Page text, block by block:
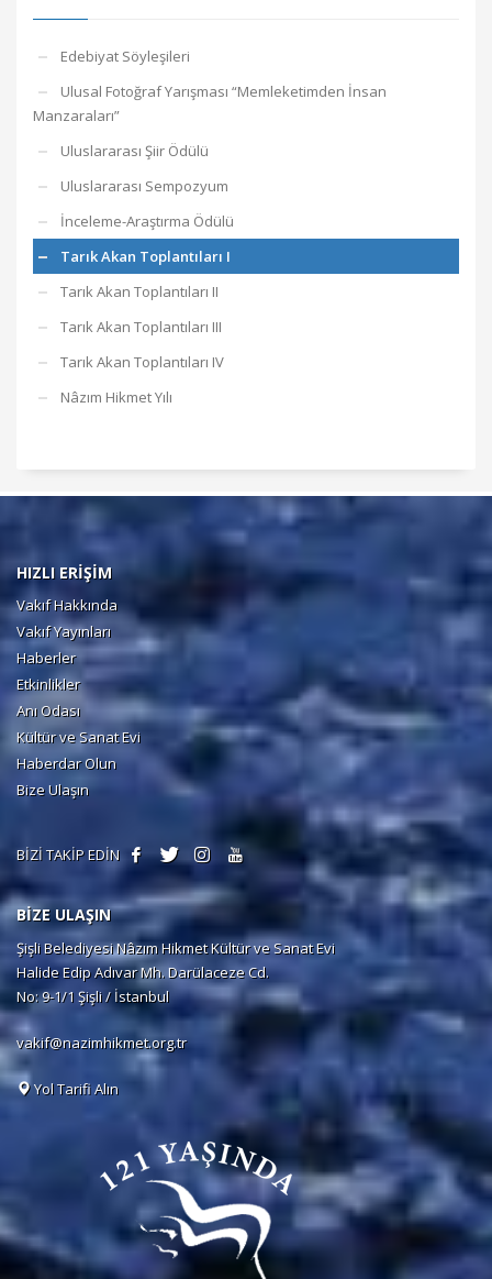
Edebiyat Söyleşileri
Ulusal Fotoğraf Yarışması “Memleketimden İnsan
Manzaraları”
Uluslararası Şiir Ödülü
Uluslararası Sempozyum
İnceleme-Araştırma Ödülü
Tarık Akan Toplantıları I
Tarık Akan Toplantıları II
Tarık Akan Toplantıları III
Tarık Akan Toplantıları IV
Nâzım Hikmet Yılı
HIZLI ERİŞİM
Vakıf Hakkında
Vakıf Yayınları
Haberler
Etkinlikler
Anı Odası
Kültür ve Sanat Evi
Haberdar Olun
Bize Ulaşın
BİZİ TAKİP EDİN
BİZE ULAŞIN
Şişli Belediyesi Nâzım Hikmet Kültür ve Sanat Evi
Halide Edip Adıvar Mh. Darülaceze Cd.
No: 9-1/1 Şişli / İstanbul
vakif@nazimhikmet.org.tr
Yol Tarifi Alın